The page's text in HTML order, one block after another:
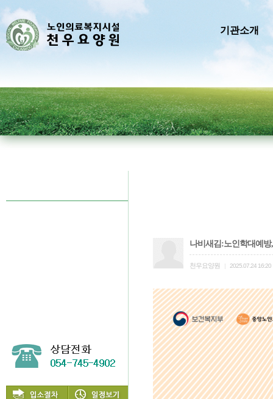
기관소개
나비새김:노인학대예
천우요양원 2025.07.24 16:20